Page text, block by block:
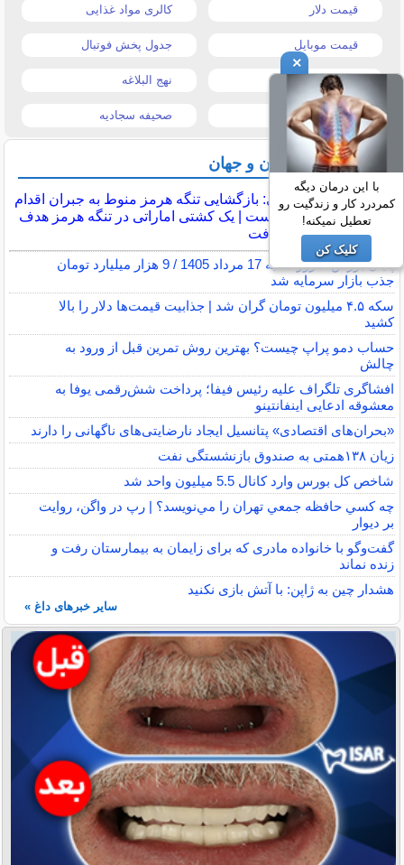
قیمت دلار کالری مواد غذایی
قیمت موبایل جدول پخش فوتبال
قیمت تبلت نهج البلاغه
تیتر روزنامه ها صحیفه سجادیه
آخرین اخبار ایران و جهان
عراقچی: بازگشایی تنگه هرمز منوط به جبران اقدام
آمریکا است | یک کشتی اماراتی در تنگه هرمز هدف
قرار گرفت
پایان بورس امروز شنبه 17 مرداد 1405 / 9 هزار میلیارد تومان
جذب بازار سرمایه شد
سکه ۴.۵ میلیون تومان گران شد | جذابیت قیمت‌ها دلار را بالا
کشید
حساب دمو پراپ چیست؟ بهترین روش تمرین قبل از ورود به
چالش
افشاگری تلگراف علیه رئیس فیفا؛ پرداخت شش‌رقمی یوفا به
معشوقه ادعایی اینفانتینو
«بحران‌های اقتصادی» پتانسیل ایجاد نارضایتی‌های ناگهانی را دارند
زیان ۱۳۸همتی به صندوق بازنشستگی نفت
شاخص کل بورس وارد کانال 5.5 میلیون واحد شد
چه كسي حافظه جمعي تهران را مي‌نويسد؟ | رپ در واگن، روايت
بر ديوار
گفت‌وگو با خانواده مادری که برای زایمان به بیمارستان رفت و
زنده نماند
هشدار چین به ژاپن: با آتش بازی نکنید
سایر خبرهای داغ »
×
با این درمان دیگه
کمردرد کار و زندگیت رو
تعطیل نمیکنه!
کلیک کن